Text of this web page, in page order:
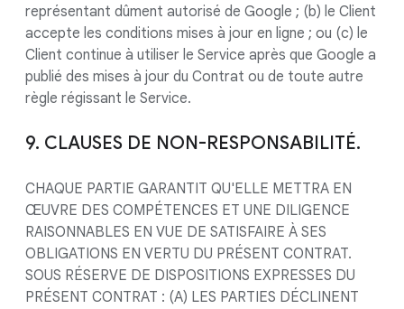
représentant dûment autorisé de Google ; (b) le Client
accepte les conditions mises à jour en ligne ; ou (c) le
Client continue à utiliser le Service après que Google a
publié des mises à jour du Contrat ou de toute autre
règle régissant le Service.
9. CLAUSES DE NON-RESPONSABILITÉ.
CHAQUE PARTIE GARANTIT QU'ELLE METTRA EN
ŒUVRE DES COMPÉTENCES ET UNE DILIGENCE
RAISONNABLES EN VUE DE SATISFAIRE À SES
OBLIGATIONS EN VERTU DU PRÉSENT CONTRAT.
SOUS RÉSERVE DE DISPOSITIONS EXPRESSES DU
PRÉSENT CONTRAT : (A) LES PARTIES DÉCLINENT